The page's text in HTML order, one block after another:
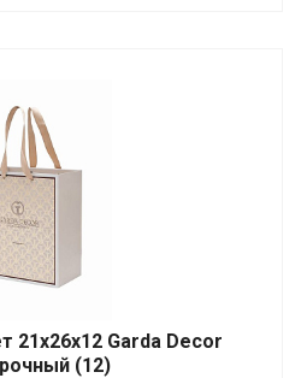
21х26х12 Garda Decor
(12)